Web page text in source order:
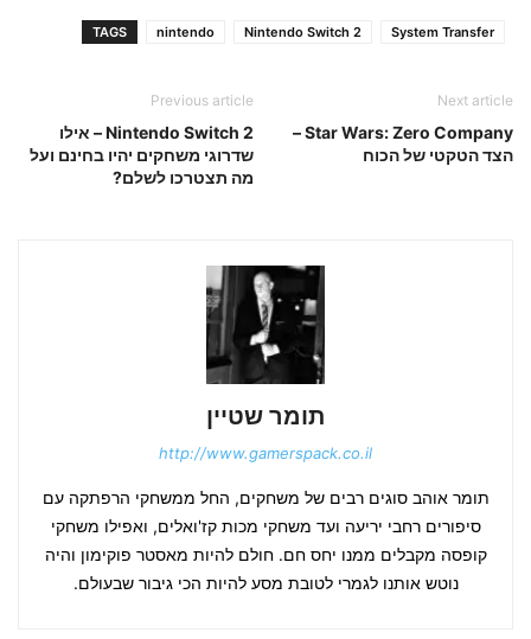
TAGS nintendo Nintendo Switch 2 System Transfer
Previous article
Nintendo Switch 2 – אילו
שדרוגי משחקים יהיו בחינם ועל
מה תצטרכו לשלם?
Next article
Star Wars: Zero Company –
הצד הטקטי של הכוח
תומר שטיין
http://www.gamerspack.co.il
תומר אוהב סוגים רבים של משחקים, החל ממשחקי הרפתקה עם
סיפורים רחבי יריעה ועד משחקי מכות קז'ואלים, ואפילו משחקי
קופסה מקבלים ממנו יחס חם. חולם להיות מאסטר פוקימון והיה
נוטש אותנו לגמרי לטובת מסע להיות הכי גיבור שבעולם.